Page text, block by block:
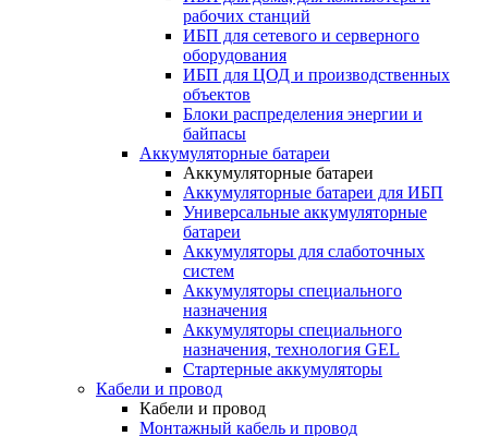
рабочих станций
ИБП для сетевого и серверного
оборудования
ИБП для ЦОД и производственных
объектов
Блоки распределения энергии и
байпасы
Аккумуляторные батареи
Аккумуляторные батареи
Аккумуляторные батареи для ИБП
Универсальные аккумуляторные
батареи
Аккумуляторы для слаботочных
систем
Аккумуляторы специального
назначения
Аккумуляторы специального
назначения, технология GEL
Стартерные аккумуляторы
Кабели и провод
Кабели и провод
Монтажный кабель и провод